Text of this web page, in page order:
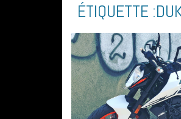
ÉTIQUETTE :